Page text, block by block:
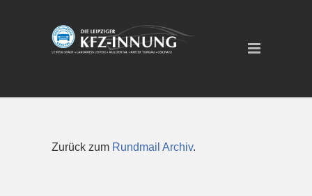
Zurück zum Rundmail Archiv.